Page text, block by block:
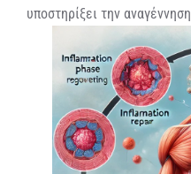
υποστηρίξει την